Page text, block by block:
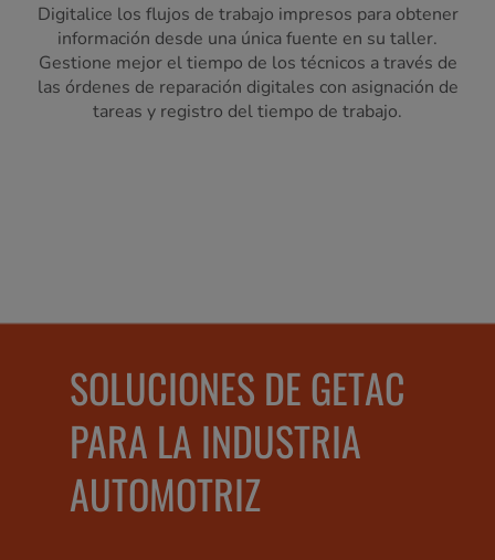
Digitalice los flujos de trabajo impresos para obtener
información desde una única fuente en su taller.
Gestione mejor el tiempo de los técnicos a través de
las órdenes de reparación digitales con asignación de
tareas y registro del tiempo de trabajo.
SOLUCIONES DE GETAC
PARA LA INDUSTRIA
AUTOMOTRIZ